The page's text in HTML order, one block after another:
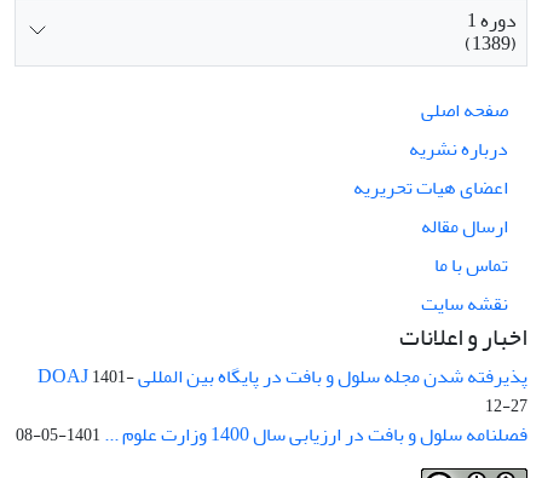
دوره 1
(1389)
صفحه اصلی
درباره نشریه
اعضای هیات تحریریه
ارسال مقاله
تماس با ما
نقشه سایت
اخبار و اعلانات
پذیرفته شدن مجله سلول و بافت در پایگاه بین المللی DOAJ1401-
12-27
فصلنامه سلول و بافت در ارزیابی سال 1400 وزارت علوم ... 1401-05-08